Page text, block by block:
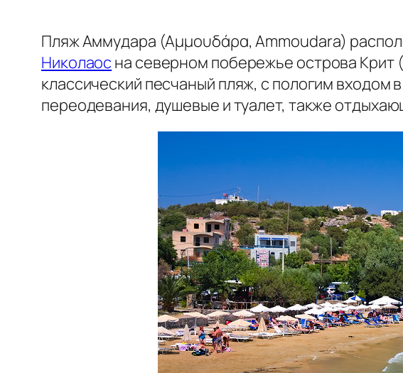
Пляж Аммудара (Αμμουδάρα, Ammoudara)
Николаос на северном побережье острова Крит
классический песчаный пляж, с пологим
переодевания, душевые и туалет, также